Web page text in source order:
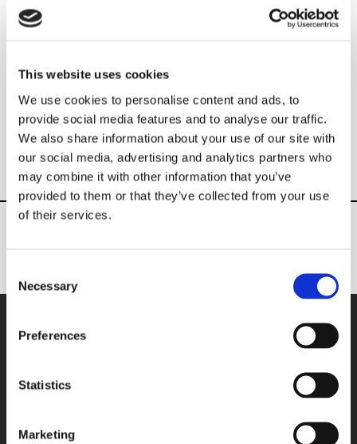
This website uses cookies
We use cookies to personalise content and ads, to
provide social media features and to analyse our traffic.
We also share information about your use of our site with
our social media, advertising and analytics partners who
may combine it with other information that you’ve
provided to them or that they’ve collected from your use
of their services.
Selection
Necessary
Preferences
Statistics
Marketing
alle Arten von Treppenhäusern
eingefügt werden, um für mehr Farbe
und Licht zu sorgen.
GESTALTEN SIE IHR PROJEKT MIT